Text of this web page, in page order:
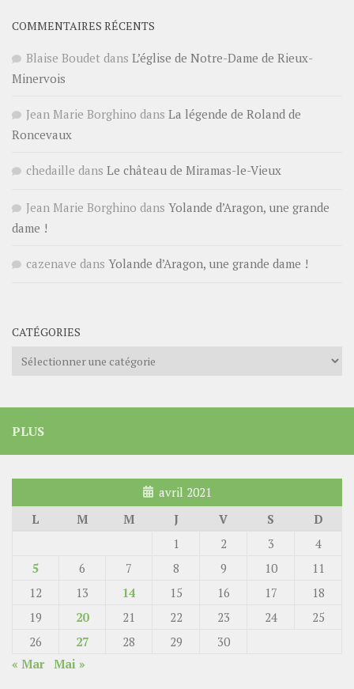
COMMENTAIRES RÉCENTS
Blaise Boudet dans L’église de Notre-Dame de Rieux-
Minervois
Jean Marie Borghino dans La légende de Roland de
Roncevaux
chedaille dans Le château de Miramas-le-Vieux
Jean Marie Borghino dans Yolande d’Aragon, une grande
dame !
cazenave dans Yolande d’Aragon, une grande dame !
CATÉGORIES
Catégories
PLUS
avril 2021
L
M M J V S
D
1
2 3
4
5
6 7 8 9 10
11
12
13 14 15 16 17
18
19
20 21 22 23 24
25
26
27 28 29
30
« Mar Mai »